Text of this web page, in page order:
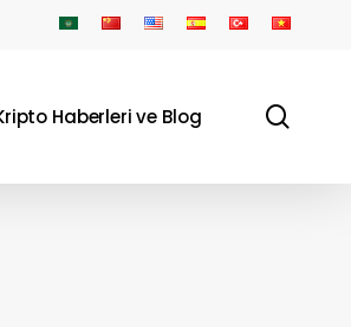
Haberleri ve Blog